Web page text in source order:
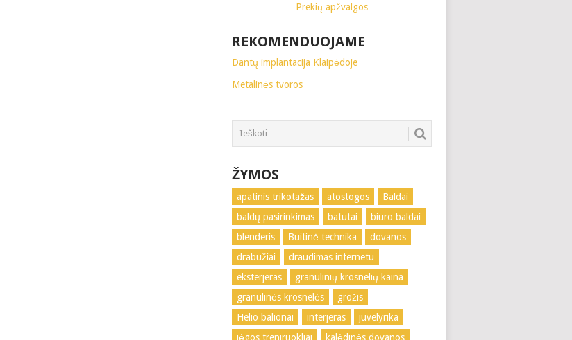
Prekių apžvalgos
REKOMENDUOJAME
Dantų implantacija Klaipėdoje
Metalinės tvoros
ŽYMOS
apatinis trikotažas atostogos
Baldai
baldų pasirinkimas
batutai
biuro baldai
blenderis
Buitinė technika
dovanos
drabužiai
draudimas internetu
eksterjeras
granulinių krosnelių kaina
granulinės krosnelės
grožis
Helio balionai
interjeras
juvelyrika
jėgos treniruokliai
kalėdinės dovanos